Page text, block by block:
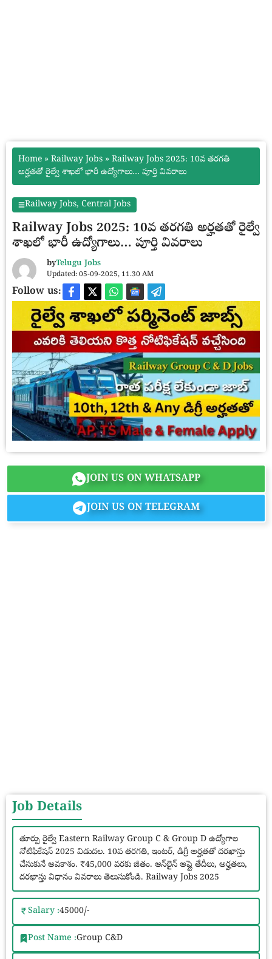
Home » Railway Jobs » Railway Jobs 2025: 10వ తరగతి
అర్హతతో రైల్వే శాఖలో భారీ ఉద్యోగాలు… పూర్తి వివరాలు
Railway Jobs,Central Jobs
Railway Jobs 2025: 10వ తరగతి అర్హతతో రైల్వే
శాఖలో భారీ ఉద్యోగాలు… పూర్తి వివరాలు
byTelugu Jobs
Updated: 05-09-2025, 11.30 AM
Follow us:
JOIN US ON WHATSAPP
JOIN US ON TELEGRAM
Job Details
తూర్పు రైల్వే Eastern Railway Group C & Group D ఉద్యోగాల
నోటిఫికేషన్ 2025 విడుదల. 10వ తరగతి, ఇంటర్, డిగ్రీ అర్హతతో దరఖాస్తు
చేసుకునే అవకాశం. ₹45,000 వరకు జీతం. ఆన్‌లైన్ అప్లై తేదీలు, అర్హతలు,
దరఖాస్తు విధానం వివరాలు తెలుసుకోండి. Railway Jobs 2025
Salary :45000/-
Post Name :Group C&D